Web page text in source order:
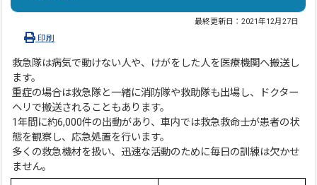
最終更新日：2021年12月27日
印刷
救急隊は病気で動けない人や、けがをした人を医療機関へ搬送し
ます。
重症の場合は救急隊と一緒に消防隊や救助隊も出場し、ドクター
ヘリで搬送されることもあります。
1年間に約6,000件の出動があり、車内では救急救命士が患者の状
態を観察し、応急処置を行います。
多くの救急機材を扱い、迅速な活動のために毎日の訓練は欠かせ
ません。